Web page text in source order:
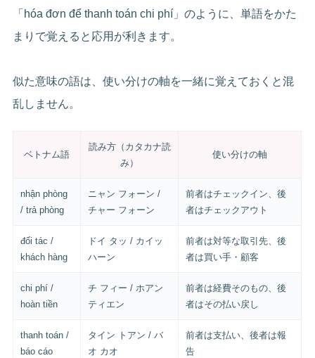
「hóa đơn để thanh toán chi phí」のように、単語をかた
まりで覚えると応用が利きます。
似た意味の語は、使い分けの軸を一緒に覚えておくと混
乱しません。
ベトナム語
読み方（カタカナ読
み）
使い分けの軸
nhận phòng
/ trả phòng
ニャン フォーン /
チャー フォーン
前者はチェックイン、後
者はチェックアウト
đối tác /
khách hàng
ドイ タッ / カイッ
ハーン
前者は対等な取引先、後
者は買い手・顧客
chi phí /
hoàn tiền
チ フィー / ホアン
ティエン
前者は経費そのもの、後
者はその払い戻し
thanh toán /
báo cáo
タイン トアン / バ
オ カオ
前者は支払い、後者は報
告